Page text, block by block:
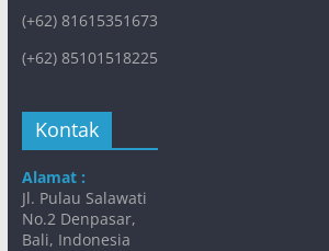
(+62) 81615351673
(+62) 85101518225
Kontak
Alamat :
Jl. Pulau Salawati
No.2 Denpasar,
Bali, Indonesia